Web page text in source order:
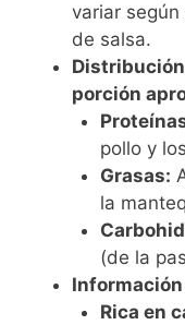
variar
de salsa.
porción
pollo y
Grasas:
la
(de la
Rica en